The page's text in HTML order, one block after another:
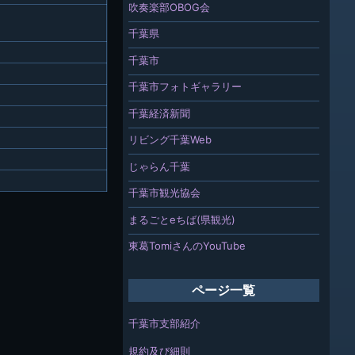
吹奏楽部OBOG会
千葉県
千葉市
千葉市フォトギャラリー
千葉経済新聞
リビング千葉Web
じゃらん千葉
千葉市観光協会
まるごとeちば(県観光)
東葛TomiさんのYouTube
ページ一覧
千葉市支部紹介
規約及び細則